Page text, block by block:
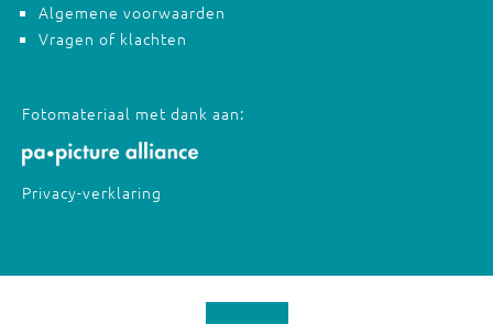
Algemene voorwaarden
Vragen of klachten
Fotomateriaal met dank aan:
Privacy-verklaring